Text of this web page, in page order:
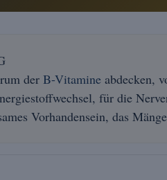
der B-Vitamine abdecken,
für die
Vorhandensein, das